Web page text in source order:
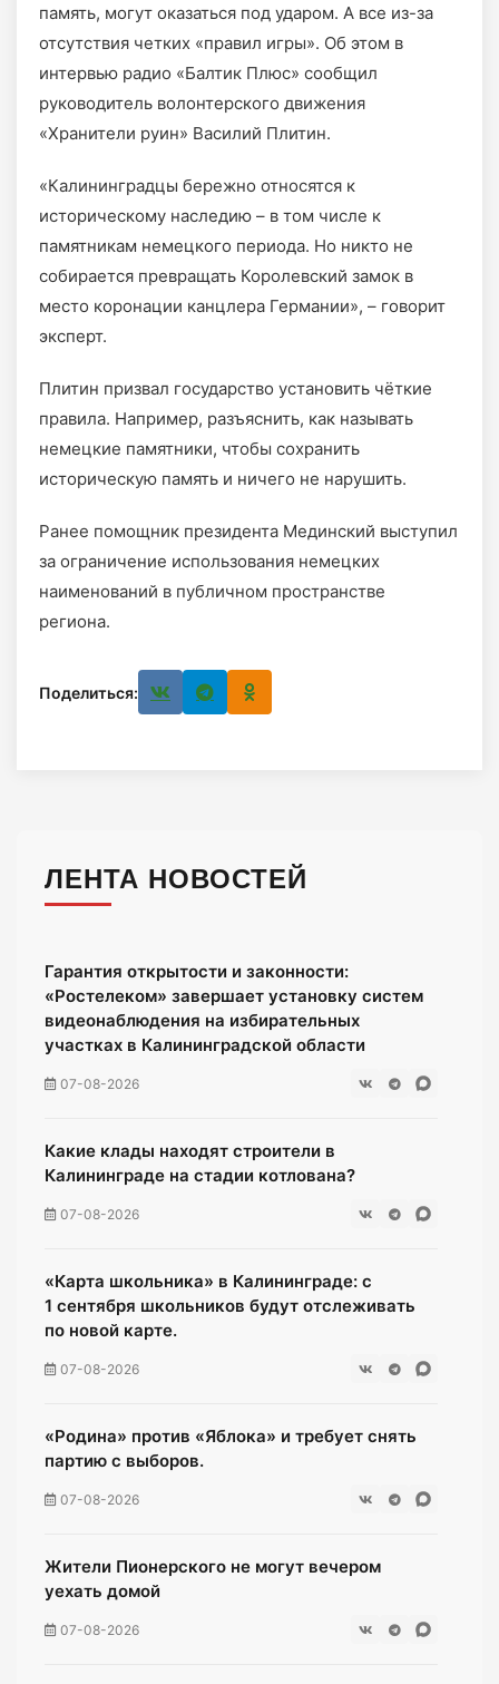
память, могут оказаться под ударом. А все из-за
отсутствия четких «правил игры». Об этом в
интервью радио «Балтик Плюс» сообщил
руководитель волонтерского движения
«Хранители руин» Василий Плитин.
«Калининградцы бережно относятся к
историческому наследию – в том числе к
памятникам немецкого периода. Но никто не
собирается превращать Королевский замок в
место коронации канцлера Германии», – говорит
эксперт.
Плитин призвал государство установить чёткие
правила. Например, разъяснить, как называть
немецкие памятники, чтобы сохранить
историческую память и ничего не нарушить.
Ранее помощник президента Мединский выступил
за ограничение использования немецких
наименований в публичном пространстве
региона.
Поделиться:
ЛЕНТА НОВОСТЕЙ
Гарантия открытости и законности:
«Ростелеком» завершает установку систем
видеонаблюдения на избирательных
участках в Калининградской области
07-08-2026
Какие клады находят строители в
Калининграде на стадии котлована?
07-08-2026
«Карта школьника» в Калининграде: с
1 сентября школьников будут отслеживать
по новой карте.
07-08-2026
«Родина» против «Яблока» и требует снять
партию с выборов.
07-08-2026
Жители Пионерского не могут вечером
уехать домой
07-08-2026